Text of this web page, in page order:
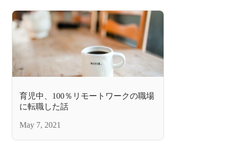
育児中、100％リモートワークの職場
に転職した話
May 7, 2021